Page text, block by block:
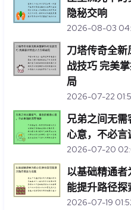
隐秘交响
2026-08-03
刀塔传奇全
战技巧 完美
局
2026-07-22
兄弟之间无需
心意，不必言
2026-07-20
以基础精通
能提升路径探
2026-07-19